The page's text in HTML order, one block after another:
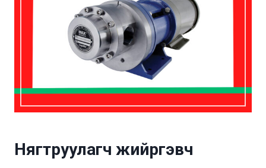
Нягтруулагч жийргэвч